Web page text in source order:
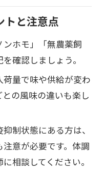
トと注意点
ホモ」「無農薬飼
確認しましょう。
量で味や供給が変わ
の風味の違いも楽し
制状態にある方は、
意が必要です。体調
相談してください。